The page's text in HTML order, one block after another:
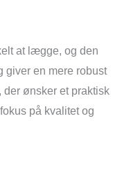
at lægge, og den
giver en mere robust
ønsker et praktisk
på kvalitet og